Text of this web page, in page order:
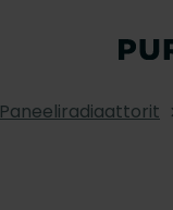
Paneeliradiaattorit